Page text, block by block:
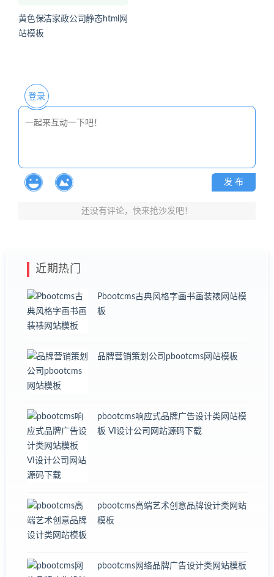
黄色保洁家政公司静态html网
站模板
登录
发 布
还没有评论，快来抢沙发吧！
近期热门
Pbootcms古典风格字画书画装裱网站模
板
品牌营销策划公司pbootcms网站模板
pbootcms响应式品牌广告设计类网站模
板 VI设计公司网站源码下载
pbootcms高端艺术创意品牌设计类网站
模板
pbootcms网络品牌广告设计类网站模板